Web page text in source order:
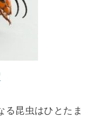
る昆虫はひとたま